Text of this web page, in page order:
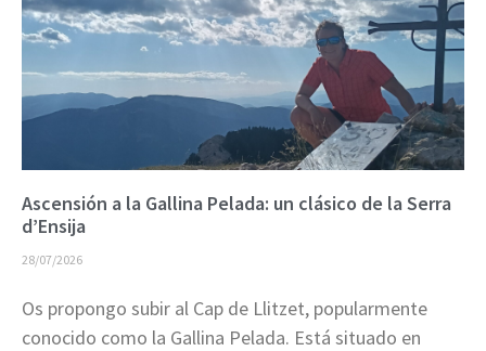
Ascensión a la Gallina Pelada: un clásico de la Serra
d’Ensija
28/07/2026
Os propongo subir al Cap de Llitzet, popularmente
conocido como la Gallina Pelada. Está situado en